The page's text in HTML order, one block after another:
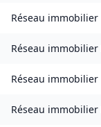
Réseau immobilier
Réseau immobilier
Réseau immobilier
Réseau immobilier